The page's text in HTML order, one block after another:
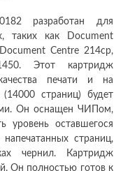
разработан для
таких как Document
Centre 214cp,
Этот картридж
печати и на
(14000 страниц) будет
Он оснащен ЧИПом,
уровень оставшегося
страниц,
чернил. Картридж
Он полностью готов к